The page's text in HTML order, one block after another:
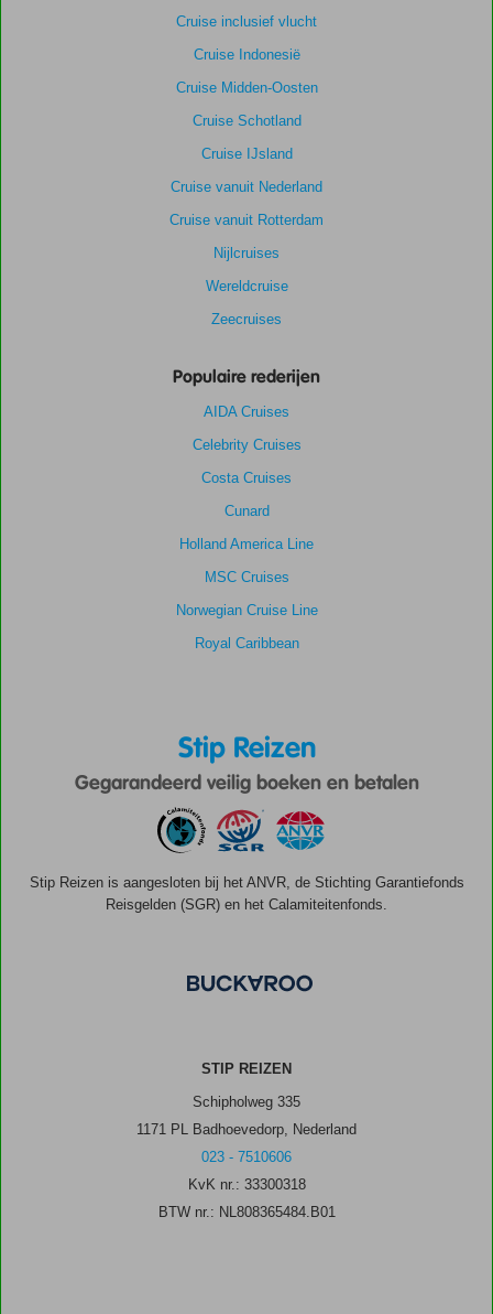
Cruise inclusief vlucht
Cruise Indonesië
Cruise Midden-Oosten
Cruise Schotland
Cruise IJsland
Cruise vanuit Nederland
Cruise vanuit Rotterdam
Nijlcruises
Wereldcruise
Zeecruises
Populaire rederijen
AIDA Cruises
Celebrity Cruises
Costa Cruises
Cunard
Holland America Line
MSC Cruises
Norwegian Cruise Line
Royal Caribbean
Stip Reizen
Gegarandeerd veilig boeken en betalen
Stip Reizen is aangesloten bij het ANVR, de Stichting Garantiefonds
Reisgelden (SGR) en het Calamiteitenfonds.
STIP REIZEN
Schipholweg 335
1171 PL Badhoevedorp, Nederland
023 - 7510606
KvK nr.: 33300318
BTW nr.: NL808365484.B01